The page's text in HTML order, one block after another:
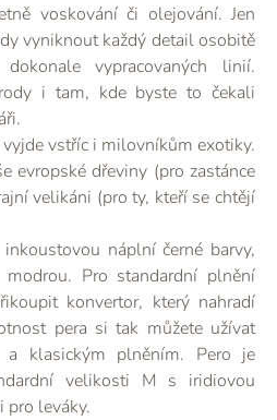
voskování či olejování. Jen
vyniknout každý detail osobitě
vypracovaných linií.
i tam, kde byste to čekali
vstříc i milovníkům exotiky.
evropské dřeviny (pro zastánce
velikáni (pro ty, kteří se chtějí
náplní černé barvy,
Pro standardní plnění
konvertor, který nahradí
pera si tak můžete užívat
klasickým plněním. Pero je
velikosti M s iridiovou
pro leváky.